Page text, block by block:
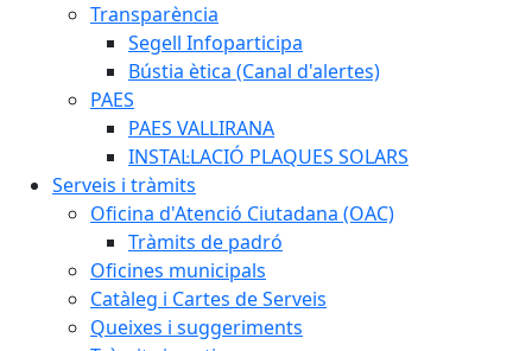
Transparència
Segell Infoparticipa
Bústia ètica (Canal d'alertes)
PAES
PAES VALLIRANA
INSTAL·LACIÓ PLAQUES SOLARS
Serveis i tràmits
Oficina d'Atenció Ciutadana (OAC)
Tràmits de padró
Oficines municipals
Catàleg i Cartes de Serveis
Queixes i suggeriments